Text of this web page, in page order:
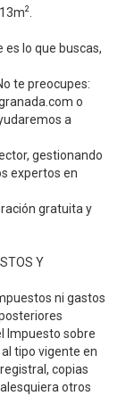
2
es lo que buscas,
te preocupes:
o
a
gestionando
expertos en
gratuita y
Y
ni gastos
Impuesto sobre
tipo vigente en
copias
otros